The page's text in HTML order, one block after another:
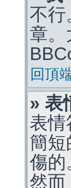
不行
章。
回頂
» 表
表情
簡短
傷的
然而